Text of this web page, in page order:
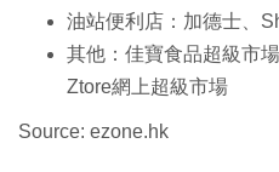
油站便利店：加德士、
其他：佳寶食品超級市
Ztore網上超級市場
Source: ezone.hk